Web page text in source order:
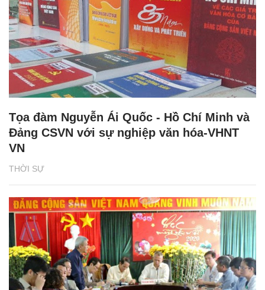
THỜI SỰ
Tọa đàm Nguyễn Ái Quốc - Hồ Chí Minh và
Đảng CSVN với sự nghiệp văn hóa-VHNT
VN